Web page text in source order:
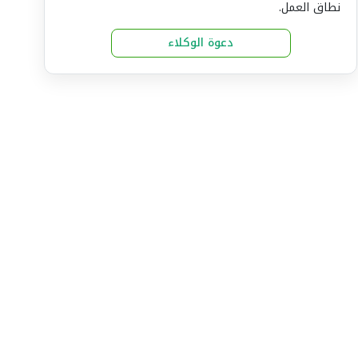
نطاق العمل.
دعوة الوكلاء